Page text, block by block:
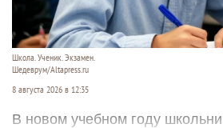
Школа. Ученик. Экзамен.
Шедеврум/Altapress.ru
8 августа 2026 в 12:35
В новом учебном году